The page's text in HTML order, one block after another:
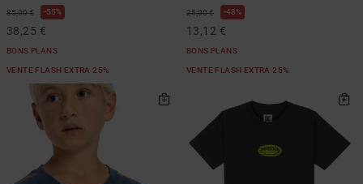
85,00 € 55%
38,25 €
BONS PLANS
VENTE FLASH EXTRA 25%
25,00 € 48%
13,12 €
BONS PLANS
VENTE FLASH EXTRA 25%